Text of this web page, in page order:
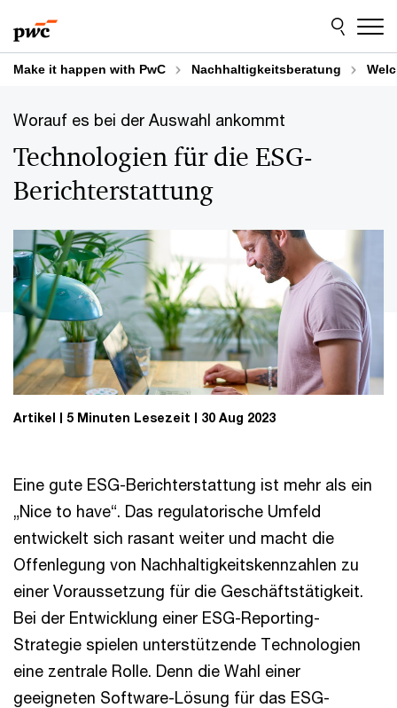
to
content
to
footer
Make it happen with PwC Nachhaltigkeitsberatung
Worauf es bei der Auswahl ankommt
Technologien für die ESG-
Berichterstattung
Artikel 5 Minuten Lesezeit 30 Aug 2023
Eine gute ESG-Berichterstattung ist mehr als ein
„Nice to have“. Das regulatorische Umfeld
entwickelt sich rasant weiter und macht die
Offenlegung von Nachhaltigkeitskennzahlen zu
einer Voraussetzung für die Geschäftstätigkeit.
Bei der Entwicklung einer ESG-Reporting-
Strategie spielen unterstützende Technologien
eine zentrale Rolle. Denn die Wahl einer
geeigneten Software-Lösung für das ESG-